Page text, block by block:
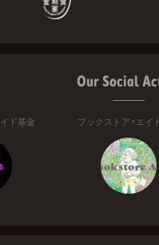
Our Social
ド基金 ブックストア・エイ